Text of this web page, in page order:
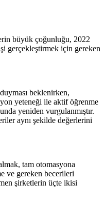
büyük çoğunluğu, 2022
gerçekleştirmek için gereken
beklenirken,
yeteneği ile aktif öğrenme
yeniden vurgulanmıştır.
aynı şekilde değerlerini
tam otomasyona
ve gereken becerileri
şirketlerin üçte ikisi